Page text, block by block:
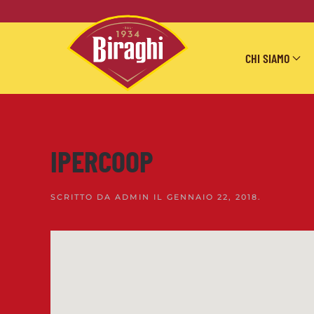
Skip to main content
CHI SIAMO
IPERCOOP
SCRITTO DA ADMIN IL GENNAIO 22, 2018.